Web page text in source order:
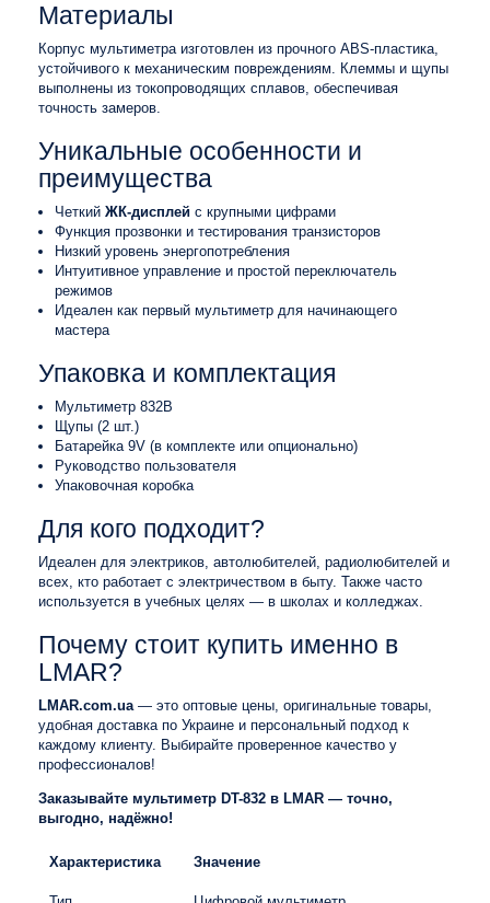
Материалы
Корпус мультиметра изготовлен из прочного ABS-пластика,
устойчивого к механическим повреждениям. Клеммы и щупы
выполнены из токопроводящих сплавов, обеспечивая
точность замеров.
Уникальные особенности и
преимущества
Четкий ЖК-дисплей с крупными цифрами
Функция прозвонки и тестирования транзисторов
Низкий уровень энергопотребления
Интуитивное управление и простой переключатель
режимов
Идеален как первый мультиметр для начинающего
мастера
Упаковка и комплектация
Мультиметр 832B
Щупы (2 шт.)
Батарейка 9V (в комплекте или опционально)
Руководство пользователя
Упаковочная коробка
Для кого подходит?
Идеален для электриков, автолюбителей, радиолюбителей и
всех, кто работает с электричеством в быту. Также часто
используется в учебных целях — в школах и колледжах.
Почему стоит купить именно в
LMAR?
LMAR.com.ua— это оптовые цены, оригинальные товары,
удобная доставка по Украине и персональный подход к
каждому клиенту. Выбирайте проверенное качество у
профессионалов!
Заказывайте мультиметр DT-832 в LMAR — точно,
выгодно, надёжно!
Характеристика Значение